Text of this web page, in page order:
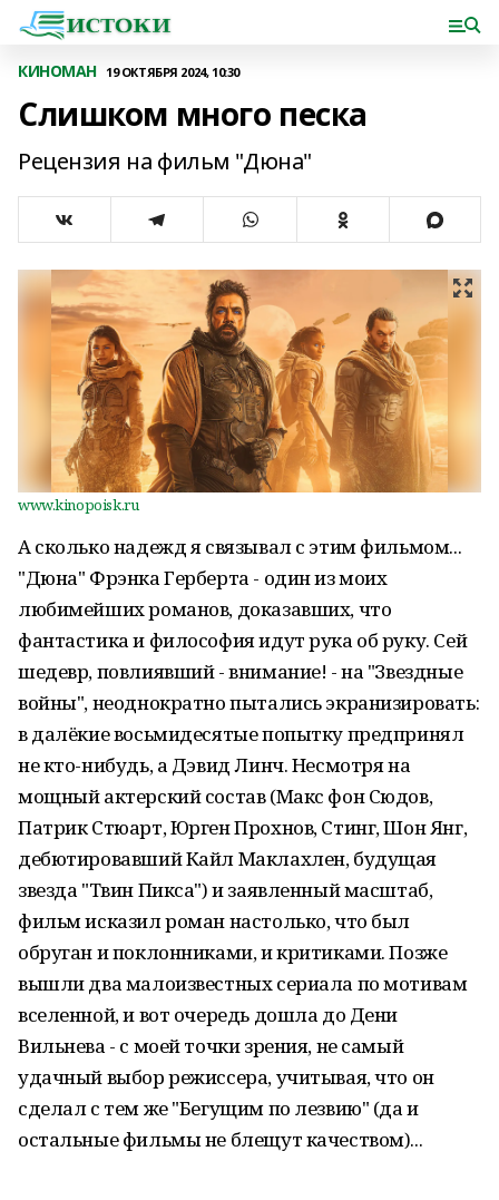
КИНОМАН 19 ОКТЯБРЯ 2024, 10:30
Слишком много песка
Рецензия на фильм "Дюна"
www.kinopoisk.ru
А сколько надежд я связывал с этим фильмом...
"Дюна" Фрэнка Герберта - один из моих
любимейших романов, доказавших, что
фантастика и философия идут рука об руку. Сей
шедевр, повлиявший - внимание! - на "Звездные
войны", неоднократно пытались экранизировать:
в далёкие восьмидесятые попытку предпринял
не кто-нибудь, а Дэвид Линч. Несмотря на
мощный актерский состав (Макс фон Сюдов,
Патрик Стюарт, Юрген Прохнов, Стинг, Шон Янг,
дебютировавший Кайл Маклахлен, будущая
звезда "Твин Пикса") и заявленный масштаб,
фильм исказил роман настолько, что был
обруган и поклонниками, и критиками. Позже
вышли два малоизвестных сериала по мотивам
вселенной, и вот очередь дошла до Дени
Вильнева - с моей точки зрения, не самый
удачный выбор режиссера, учитывая, что он
сделал с тем же "Бегущим по лезвию" (да и
остальные фильмы не блещут качеством)...